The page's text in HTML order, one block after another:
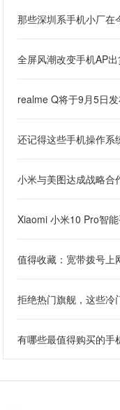
那些深圳系手机小厂在
全屏风潮改变手机AP
realme Q将于9月5日
还记得这些手机操作系
小米与美图达成战略合
Xiaomi 小米10 Pro智
值得收藏：宽带拨号上
拒绝热门旗舰，这些冷
有哪些最值得购买的手